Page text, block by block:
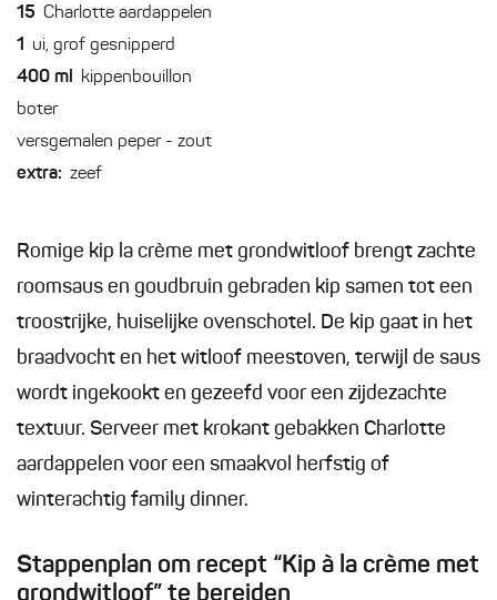
15 Charlotte aardappelen
1 ui, grof gesnipperd
400 ml kippenbouillon
boter
versgemalen peper - zout
extra: zeef
Romige kip la crème met grondwitloof brengt zachte
roomsaus en goudbruin gebraden kip samen tot een
troostrijke, huiselijke ovenschotel. De kip gaat in het
braadvocht en het witloof meestoven, terwijl de saus
wordt ingekookt en gezeefd voor een zijdezachte
textuur. Serveer met krokant gebakken Charlotte
aardappelen voor een smaakvol herfstig of
winterachtig family dinner.
Stappenplan om recept “Kip à la crème met
grondwitloof” te bereiden